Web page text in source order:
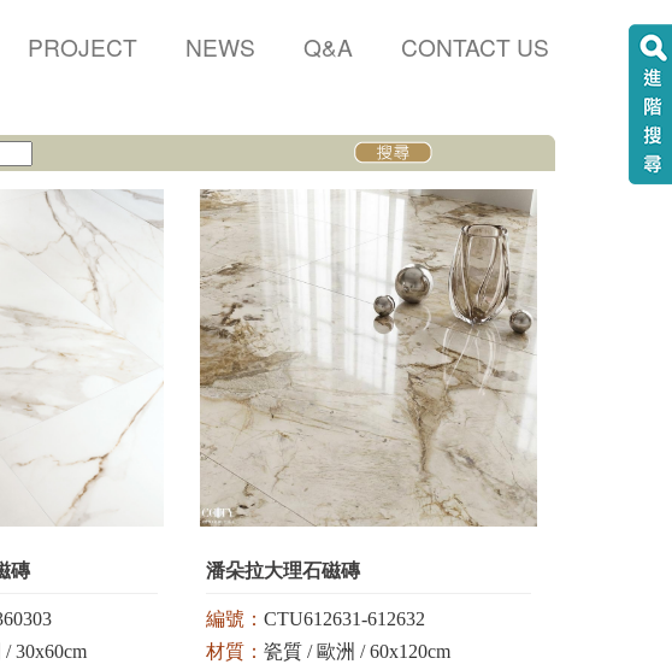
CONTACT US
Q&A
NEWS
PROJECT
磚
30x60cm
潘朵拉大理石磁磚
編號： CTU612631-612632
材質： 瓷質 / 歐洲 / 60x120cm